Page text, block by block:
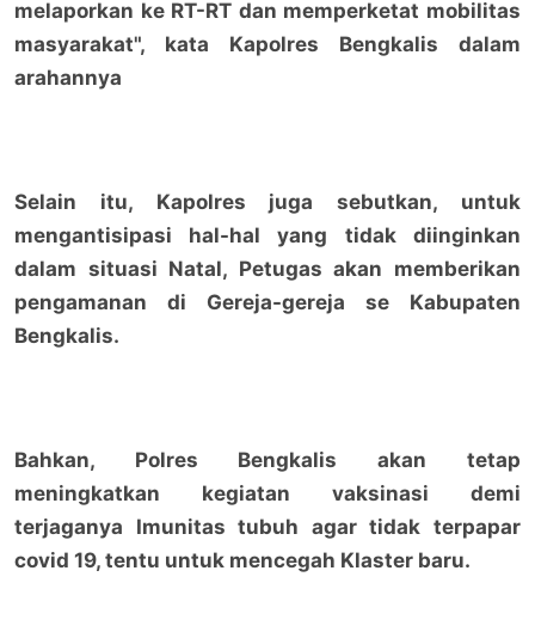
melaporkan ke RT-RT dan memperketat mobilitas
masyarakat", kata Kapolres Bengkalis dalam
arahannya
Selain itu, Kapolres juga sebutkan, untuk
mengantisipasi hal-hal yang tidak diinginkan
dalam situasi Natal, Petugas akan memberikan
pengamanan di Gereja-gereja se Kabupaten
Bengkalis.
Bahkan, Polres Bengkalis akan tetap
meningkatkan kegiatan vaksinasi demi
terjaganya Imunitas tubuh agar tidak terpapar
covid 19, tentu untuk mencegah Klaster baru.